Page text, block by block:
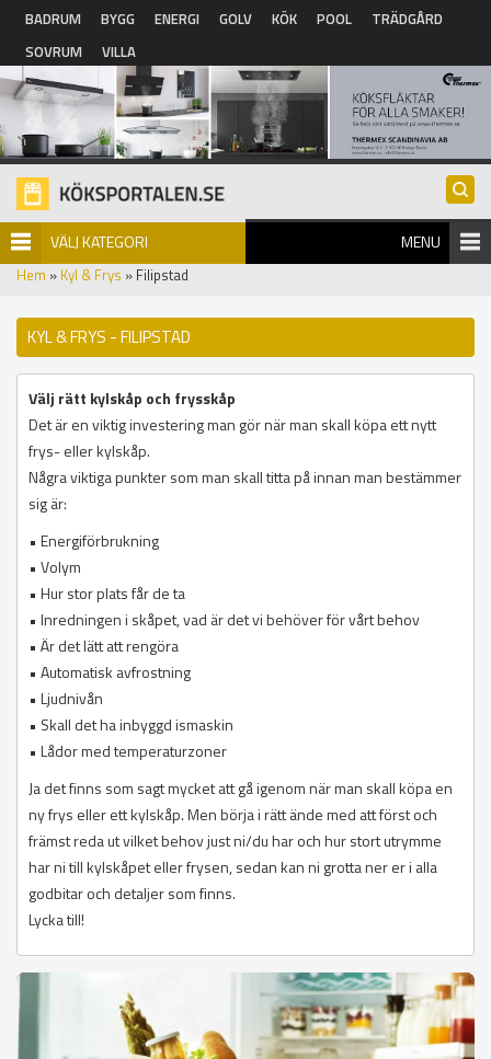
Hoppa till huvudinnehåll
BADRUM BYGG ENERGI GOLV KÖK POOL
TRÄDGÅRD
SOVRUM
VILLA
VÄLJ KATEGORI MENU
Hem » Kyl & Frys » Filipstad
KYL & FRYS - FILIPSTAD
Välj rätt kylskåp och frysskåp
Det är en viktig investering man gör när man skall köpa ett nytt
frys- eller kylskåp.
Några viktiga punkter som man skall titta på innan man bestämmer
sig är:
• Energiförbrukning
• Volym
• Hur stor plats får de ta
• Inredningen i skåpet, vad är det vi behöver för vårt behov
• Är det lätt att rengöra
• Automatisk avfrostning
• Ljudnivån
• Skall det ha inbyggd ismaskin
• Lådor med temperaturzoner
Ja det finns som sagt mycket att gå igenom när man skall köpa en
ny frys eller ett kylskåp. Men börja i rätt ände med att först och
främst reda ut vilket behov just ni/du har och hur stort utrymme
har ni till kylskåpet eller frysen, sedan kan ni grotta ner er i alla
godbitar och detaljer som finns.
Lycka till!